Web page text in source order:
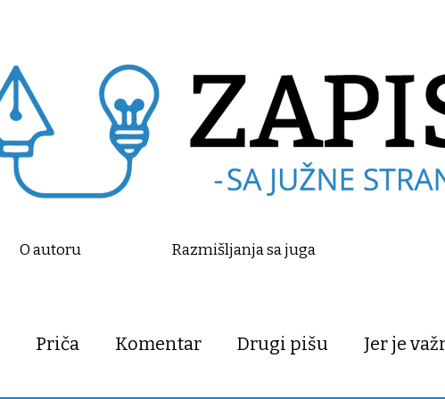
O autoru Razmišljanja sa juga
Priča Komentar Drugi pišu Jer je